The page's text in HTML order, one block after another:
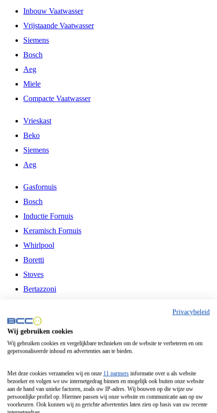
Inbouw Vaatwasser
Vrijstaande Vaatwasser
Siemens
Bosch
Aeg
Miele
Compacte Vaatwasser
Vrieskast
Beko
Siemens
Aeg
Gasfornuis
Bosch
Inductie Fornuis
Keramisch Fornuis
Whirlpool
Boretti
Stoves
Bertazzoni
Fitelli
Airfryer
Frituurpan
Contactgrill
Broodbakmachine
Broodrooster
Privacybeleid
Wij gebruiken cookies
Wij gebruiken cookies en vergelijkbare technieken om de website te verbeteren en om
gepersonaliseerde inhoud en advertenties aan te bieden.
Met deze cookies verzamelen wij en onze 11 partners informatie over u als website
bezoeker en volgen we uw internetgedrag binnen en mogelijk ook buiten onze website
aan de hand van unieke factoren, zoals uw IP-adres. Wij bouwen op die wijze uw
persoonlijke profiel op. Hiermee passen wij onze website en communicatie aan op uw
voorkeuren. Ook kunnen wij zo gerichte advertenties laten zien op basis van uw recente